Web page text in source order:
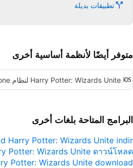
تطبيقات بديلة
متوفر أيضًا لأنظمة أساسية أخرى
Harry Potter: Wizards Unite لنظام iPhone
البرامج المتاحة بلغات أخرى
Harry Potter: Wizards Unite indir
Potter: Wizards Unite ดาวน์โหลด
Potter: Wizards Unite download